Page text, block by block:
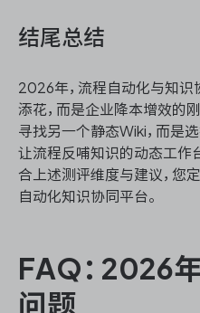
结尾总结
2026年，流程自动化与知
添花，而是企业降本增效的
寻找另一个静态Wiki，而是
让流程反哺知识的动态工作
合上述测评维度与建议，您
自动化知识协同平台。
FAQ：2026
问题